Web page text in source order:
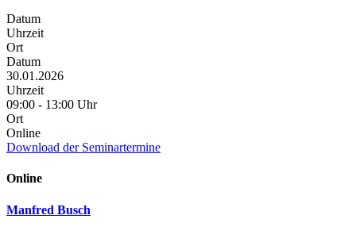
Datum
Uhrzeit
Ort
Datum
30.01.2026
Uhrzeit
09:00 - 13:00 Uhr
Ort
Online
Download der Seminartermine
Online
Manfred Busch